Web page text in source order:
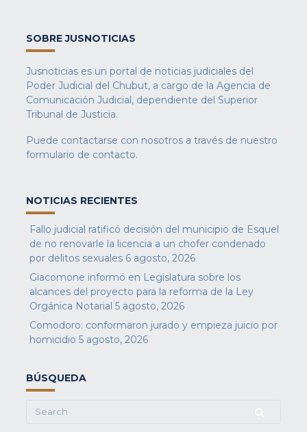
SOBRE JUSNOTICIAS
Jusnoticias es un portal de noticias judiciales del
Poder Judicial del Chubut, a cargo de la Agencia de
Comunicación Judicial, dependiente del Superior
Tribunal de Justicia.
Puede contactarse con nosotros a través de nuestro
formulario de contacto.
NOTICIAS RECIENTES
Fallo judicial ratificó decisión del municipio de Esquel
de no renovarle la licencia a un chofer condenado
por delitos sexuales 6 agosto, 2026
Giacomone informó en Legislatura sobre los
alcances del proyecto para la reforma de la Ley
Orgánica Notarial 5 agosto, 2026
Comodoro: conformaron jurado y empieza juicio por
homicidio 5 agosto, 2026
BÚSQUEDA
Search